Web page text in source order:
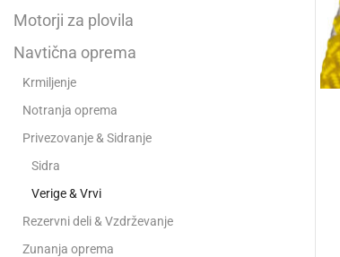
Motorji za plovila
Navtična oprema
Krmiljenje
Notranja oprema
Privezovanje & Sidranje
Sidra
Verige & Vrvi
Rezervni deli & Vzdrževanje
Zunanja oprema